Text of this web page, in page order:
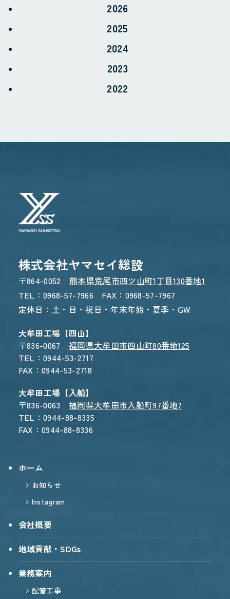
お電話でのお問い合わせ
24時間受付 - 3営業日以内にご返信
2026
2025
2024
2023
2022
株式会社ヤマセイ総設
〒864-0052熊本県荒尾市四ツ山町1丁目130番地1
TEL：0968-57-7966 FAX：0968-57-7967
定休日：土・日・祝日・年末年始・夏季・GW
大牟田工場【四山】
〒836-0067福岡県大牟田市四山町80番地125
TEL：0944-53-2717
FAX：0944-53-2718
大牟田工場【入船】
〒836-0063福岡県大牟田市入船町97番地7
TEL：0944-88-8335
FAX：0944-88-8336
ホーム
お知らせ
Instagram
会社概要
地域貢献・SDGs
業務案内
配管工事